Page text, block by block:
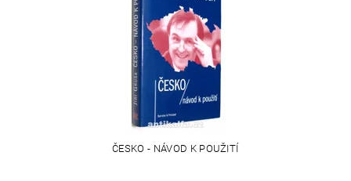
ČESKO - NÁVOD K POUŽITÍ